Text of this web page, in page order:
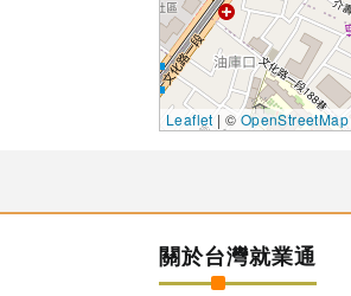
Leaflet | © OpenStreetMap
關於台灣就業通